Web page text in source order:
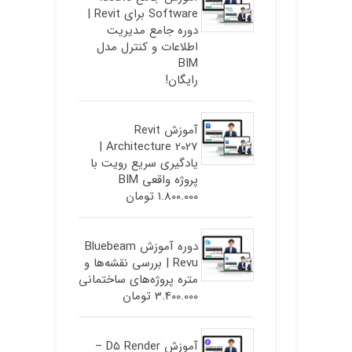
Software برای Revit |
دوره جامع مدیریت
اطلاعات و کنترل مدل
BIM
رایگان!
آموزش Revit
Architecture 2027 |
یادگیری سریع رویت با
پروژه واقعی BIM
1.800.000 تومان
دوره آموزش Bluebeam
Revu | بررسی نقشه‌ها و
متره پروژه‌های ساختمانی
3.400.000 تومان
آموزش D5 Render –